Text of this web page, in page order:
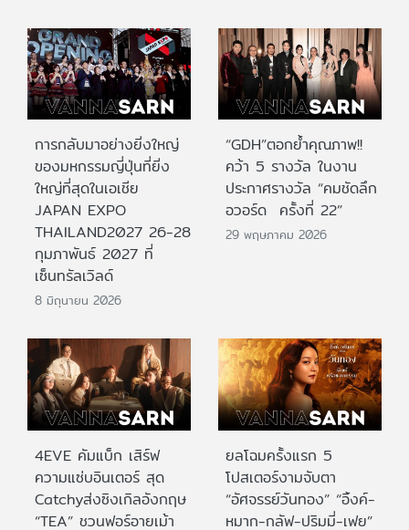
การกลับมาอย่างยิ่งใหญ่
ของมหกรรมญี่ปุ่นที่ยิ่ง
ใหญ่ที่สุดในเอเชีย
JAPAN EXPO
THAILAND2027 26-28
กุมภาพันธ์ 2027 ที่
เซ็นทรัลเวิลด์
8 มิถุนายน 2026
“GDH”ตอกย้ำคุณภาพ!!
คว้า 5 รางวัล ในงาน
ประกาศรางวัล “คมชัดลึก
อวอร์ด ครั้งที่ 22”
29 พฤษภาคม 2026
4EVE คัมแบ็ก เสิร์ฟ
ความแซ่บอินเตอร์ สุด
Catchyส่งซิงเกิลอังกฤษ
“TEA” ชวนฟอร์อายเม้า
ยลโฉมครั้งแรก 5
โปสเตอร์งามจับตา
“อัศจรรย์วันทอง” “อิ้งค์-
หมาก-กลัฟ-ปริมมี่-เฟย”